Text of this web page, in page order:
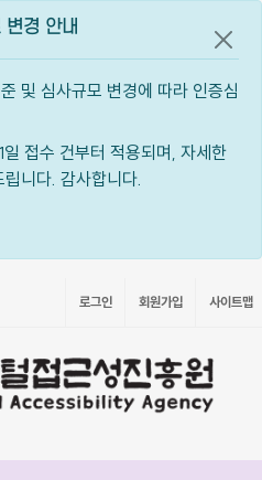
변경 안내
및 심사규모 변경에 따라 인증심
접수 건부터 적용되며, 자세한
니다. 감사합니다.
공지
로그인 회원가입 사이트맵